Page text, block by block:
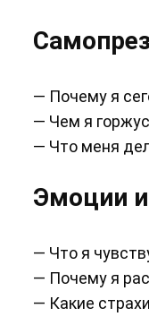
— Почему я
— Чем я
— Что меня
Эмоции
— Что я
— Почему я
— Какие